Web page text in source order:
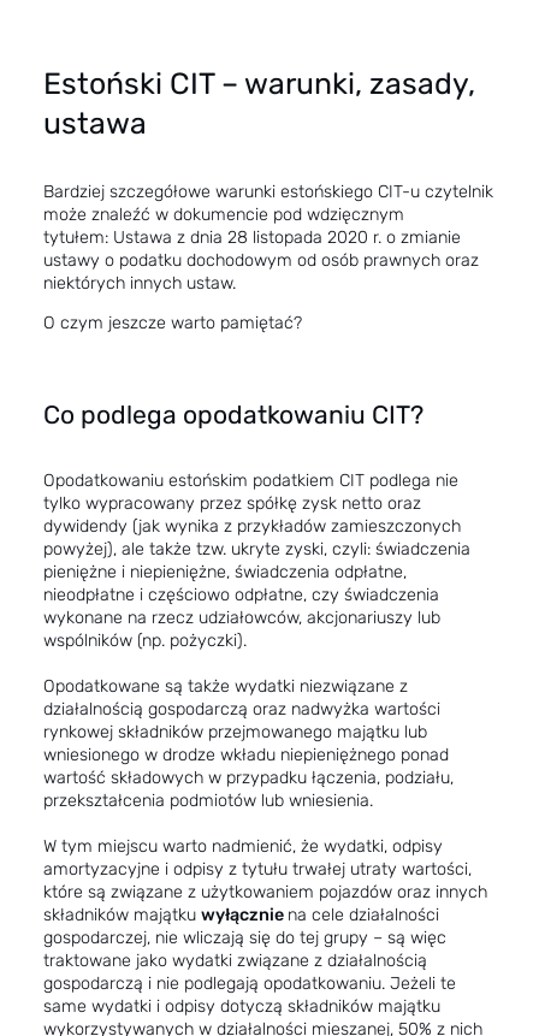
Estoński CIT – warunki, zasady,
ustawa
Bardziej szczegółowe warunki estońskiego CIT-u czytelnik
może znaleźć w dokumencie pod wdzięcznym
tytułem: Ustawa z dnia 28 listopada 2020 r. o zmianie
ustawy o podatku dochodowym od osób prawnych oraz
niektórych innych ustaw.
O czym jeszcze warto pamiętać?
Co podlega opodatkowaniu CIT?
Opodatkowaniu estońskim podatkiem CIT podlega nie
tylko wypracowany przez spółkę zysk netto oraz
dywidendy (jak wynika z przykładów zamieszczonych
powyżej), ale także tzw. ukryte zyski, czyli: świadczenia
pieniężne i niepieniężne, świadczenia odpłatne,
nieodpłatne i częściowo odpłatne, czy świadczenia
wykonane na rzecz udziałowców, akcjonariuszy lub
wspólników (np. pożyczki).
Opodatkowane są także wydatki niezwiązane z
działalnością gospodarczą oraz nadwyżka wartości
rynkowej składników przejmowanego majątku lub
wniesionego w drodze wkładu niepieniężnego ponad
wartość składowych w przypadku łączenia, podziału,
przekształcenia podmiotów lub wniesienia.
W tym miejscu warto nadmienić, że wydatki, odpisy
amortyzacyjne i odpisy z tytułu trwałej utraty wartości,
które są związane z użytkowaniem pojazdów oraz innych
składników majątku wyłącznie na cele działalności
gospodarczej, nie wliczają się do tej grupy – są więc
traktowane jako wydatki związane z działalnością
gospodarczą i nie podlegają opodatkowaniu. Jeżeli te
same wydatki i odpisy dotyczą składników majątku
wykorzystywanych w działalności mieszanej, 50% z nich